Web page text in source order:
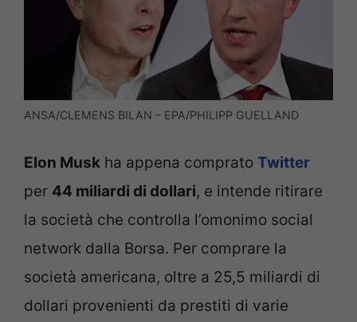
ANSA/CLEMENS BILAN – EPA/PHILIPP GUELLAND
Elon Musk ha appena comprato Twitter
per 44 miliardi di dollari, e intende ritirare
la società che controlla l’omonimo social
network dalla Borsa. Per comprare la
società americana, oltre a 25,5 miliardi di
dollari provenienti da prestiti di varie